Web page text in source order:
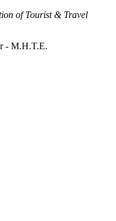
of Tourist & Travel
- M.H.T.E.